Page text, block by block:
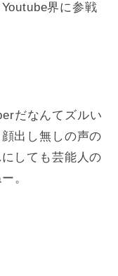
界に参戦
だなんてズルい
出し無しの声の
しても芸能人の
。